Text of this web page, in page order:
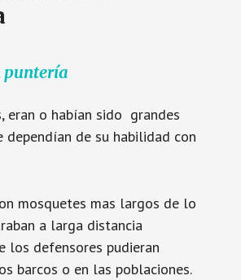
puntería
eran o habían sido grandes
dependían de su habilidad con
mosquetes mas largos de lo
a larga distancia
los defensores pudieran
barcos o en las poblaciones.